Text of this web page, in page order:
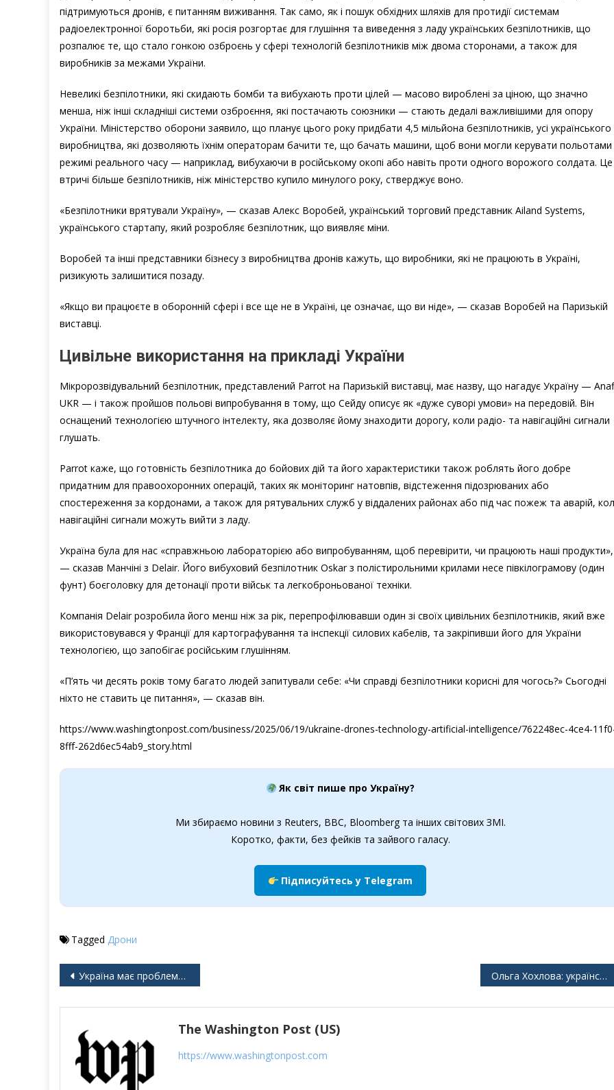
підтримуються дронів, є питанням виживання. Так само, як і пошук обхідних шляхів для протидії системам
радіоелектронної боротьби, які росія розгортає для глушіння та виведення з ладу українських безпілотників, що
розпалює те, що стало гонкою озброєнь у сфері технологій безпілотників між двома сторонами, а також для
виробників за межами України.
Невеликі безпілотники, які скидають бомби та вибухають проти цілей — масово вироблені за ціною, що значно
менша, ніж інші складніші системи озброєння, які постачають союзники — стають дедалі важливішими для опору
України. Міністерство оборони заявило, що планує цього року придбати 4,5 мільйона безпілотників, усі українського
виробництва, які дозволяють їхнім операторам бачити те, що бачать машини, щоб вони могли керувати польотами
режимі реального часу — наприклад, вибухаючи в російському окопі або навіть проти одного ворожого солдата. Це
втричі більше безпілотників, ніж міністерство купило минулого року, стверджує воно.
«Безпілотники врятували Україну», — сказав Алекс Воробей, український торговий представник Ailand Systems,
українського стартапу, який розробляє безпілотник, що виявляє міни.
Воробей та інші представники бізнесу з виробництва дронів кажуть, що виробники, які не працюють в Україні,
ризикують залишитися позаду.
«Якщо ви працюєте в оборонній сфері і все ще не в Україні, це означає, що ви ніде», — сказав Воробей на Паризькій
виставці.
Цивільне використання на прикладі України
Мікророзвідувальний безпілотник, представлений Parrot на Паризькій виставці, має назву, що нагадує Україну —
UKR — і також пройшов польові випробування в тому, що Сейду описує як «дуже суворі умови» на передовій. Він
оснащений технологією штучного інтелекту, яка дозволяє йому знаходити дорогу, коли радіо- та навігаційні сигнали
глушать.
Parrot каже, що готовність безпілотника до бойових дій та його характеристики також роблять його добре
придатним для правоохоронних операцій, таких як моніторинг натовпів, відстеження підозрюваних або
спостереження за кордонами, а також для рятувальних служб у віддалених районах або під час пожеж та аварій,
навігаційні сигнали можуть вийти з ладу.
Україна була для нас «справжньою лабораторією або випробуванням, щоб перевірити, чи працюють наші продукти»,
— сказав Манчіні з Delair. Його вибуховий безпілотник Oskar з полістирольними крилами несе півкілограмову (один
фунт) боєголовку для детонації проти військ та легкоброньованої техніки.
Компанія Delair розробила його менш ніж за рік, перепрофілювавши один зі своїх цивільних безпілотників, який вже
використовувався у Франції для картографування та інспекції силових кабелів, та закріпивши його для України
технологією, що запобігає російським глушінням.
«П’ять чи десять років тому багато людей запитували себе: «Чи справді безпілотники корисні для чогось?» Сьогодні
ніхто не ставить це питання», — сказав він.
https://www.washingtonpost.com/business/2025/06/19/ukraine-drones-technology-artificial-intelligence/762248ec-4ce4-
8fff-262d6ec54ab9_story.html
Як світ пише про Україну?
Ми збираємо новини з Reuters, BBC, Bloomberg та інших світових ЗМІ.
Коротко, факти, без фейків та зайвого галасу.
Підписуйтесь у Telegram
Tagged Дрони
Навігація
Україна має проблему, про яку ніхто не говорить — молоді жінки масово виїжджають Ольга Хохлова: українська балерина, яка стала першою дружиною Пікассо
The Washington Post (US)
https://www.washingtonpost.com